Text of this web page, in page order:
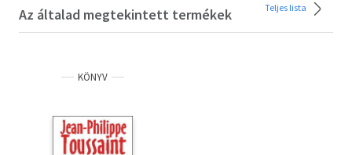
Az általad megtekintett termékek Teljes lista
KÖNYV